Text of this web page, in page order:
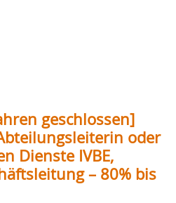
geschlossen]
Abteilungsleiterin oder
Dienste IVBE,
– 80% bis